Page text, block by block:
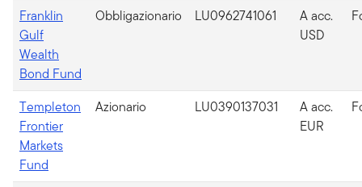
Franklin
Gulf
Wealth
Bond Fund
Obbligazionario LU0962741061
A acc.
USD
Templeton
Frontier
Markets
Fund
Azionario LU0390137031
A acc.
EUR